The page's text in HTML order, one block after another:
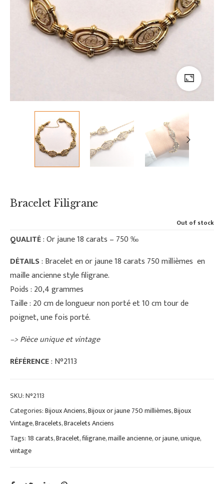
Bracelet Filigrane
Out of stock
QUALITÉ: Or jaune 18 carats – 750 ‰
DÉTAILS: Bracelet en or jaune 18 carats 750 millièmes en
maille ancienne style filigrane.
Poids : 20,4 grammes
Taille : 20 cm de longueur non porté et 10 cm tour de
poignet, une fois porté.
–> Pièce unique et vintage
RÉFÉRENCE: N°2113
SKU:N°2113
Categories:Bijoux Anciens,Bijoux or jaune 750 millièmes,Bijoux
Vintage,Bracelets,Bracelets Anciens
Tags: 18 carats,Bracelet,filigrane,maille ancienne,or jaune,unique,
vintage